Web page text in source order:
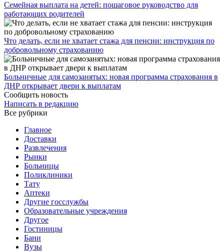
Семейная выплата на детей: пошаговое руководство для
работающих родителей
Что делать, если не хватает стажа для пенсии: инструкция по
добровольному страхованию
Больничные для самозанятых: новая программа страхования в
ДНР открывает двери к выплатам
Сообщить новость
Написать в редакцию
Все рубрики
Главное
Доставки
Развлечения
Рынки
Больницы
Поликлиники
Тату
Аптеки
Другие госслужбы
Образовательные учреждения
Другое
Гостиницы
Бани
Вузы